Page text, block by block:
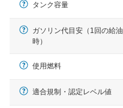
タンク容量
ガソリン代目安（1回の給油
時）
使用燃料
適合規制・認定レベル値